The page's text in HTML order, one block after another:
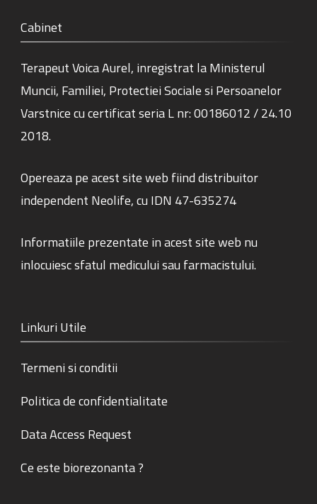
Cabinet
Terapeut Voica Aurel, inregistrat la Ministerul
Muncii, Familiei, Protectiei Sociale si Persoanelor
Varstnice cu certificat seria L nr: 00186012 / 24.10
2018.
Opereaza pe acest site web fiind distribuitor
independent Neolife, cu IDN 47-635274
Informatiile prezentate in acest site web nu
inlocuiesc sfatul medicului sau farmacistului.
Linkuri Utile
Termeni si conditii
Politica de confidentialitate
Data Access Request
Ce este biorezonanta ?